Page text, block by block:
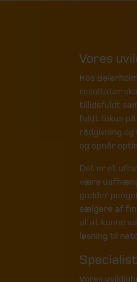
Vores
Hos
resultater
tillidsfuldt
fuldt fokus på
rådgivning
og opnår
Det er et
være
gælder
sælgere af
af at kunne
løsning til
Vores